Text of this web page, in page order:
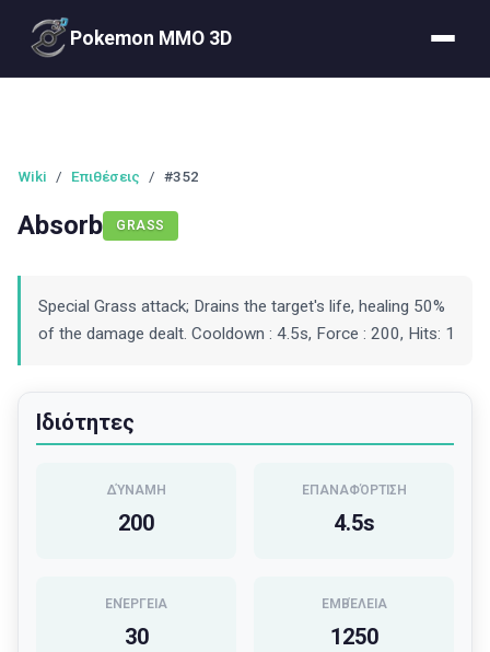
Pokemon MMO 3D
Wiki / Επιθέσεις / #352
Absorb GRASS
Special Grass attack; Drains the target's life, healing 50%
of the damage dealt. Cooldown : 4.5s, Force : 200, Hits: 1
Ιδιότητες
ΔΎΝΑΜΗ
200
ΕΠΑΝΑΦΌΡΤΙΣΗ
4.5s
ΕΝΈΡΓΕΙΑ
30
ΕΜΒΈΛΕΙΑ
1250